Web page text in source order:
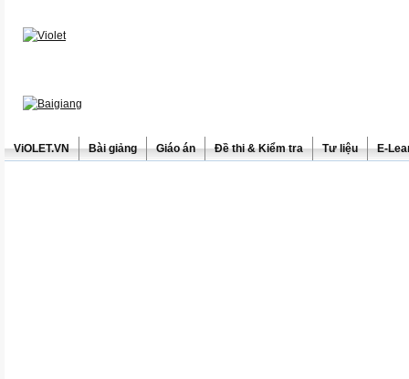
ViOLET.VN Bài giảng Giáo án Đề thi & Kiểm tra Tư liệu E-